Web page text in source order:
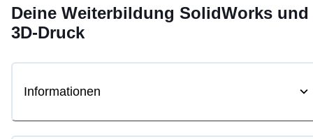
Deine Weiterbildung SolidWorks und
3D-Druck
Informationen